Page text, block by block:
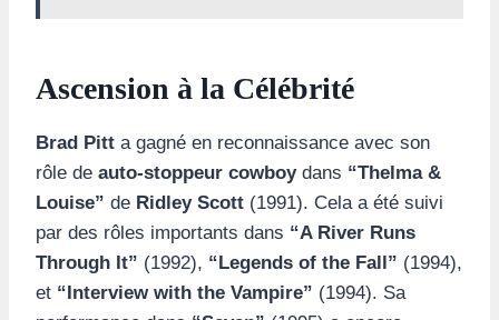
Ascension à la Célébrité
Brad Pitt a gagné en reconnaissance avec son
rôle de auto-stoppeur cowboydans “Thelma &
Louise” de Ridley Scott (1991). Cela a été suivi
par des rôles importants dans “A River Runs
Through It” (1992), “Legends of the Fall” (1994),
et “Interview with the Vampire” (1994). Sa